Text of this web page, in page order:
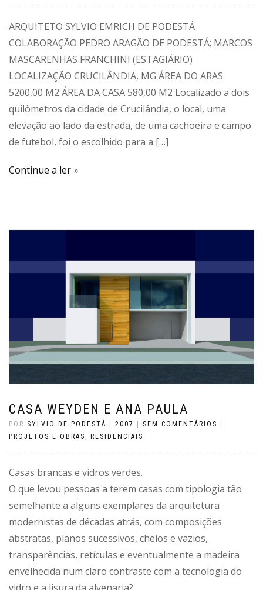
ARQUITETO SYLVIO EMRICH DE PODESTÁ
COLABORAÇÃO PEDRO ARAGÃO DE PODESTÁ; MARCOS
MASCARENHAS FRANCHINI (ESTAGIÁRIO)
LOCALIZAÇÃO CRUCILÂNDIA, MG ÁREA DO ARAS
5200,00 M2 ÁREA DA CASA 580,00 M2 Localizado a dois
quilômetros da cidade de Crucilândia, o local, uma
elevação ao lado da estrada, de uma cachoeira e campo
de futebol, foi o escolhido para a […]
Continue a ler
CASA WEYDEN E ANA PAULA
POR SYLVIO DE PODESTÁ 2007 SEM COMENTÁRIOS
PROJETOS E OBRAS , RESIDENCIAIS
Casas brancas e vidros verdes.
O que levou pessoas a terem casas com tipologia tão
semelhante a alguns exemplares da arquitetura
modernistas de décadas atrás, com composições
abstratas, planos sucessivos, cheios e vazios,
transparências, retículas e eventualmente a madeira
envelhecida num claro contraste com a tecnologia do